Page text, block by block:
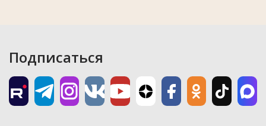
Подписаться